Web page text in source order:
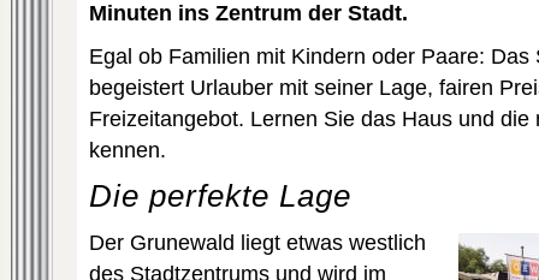
Minuten ins Zentrum der Stadt.
Egal ob Familien mit Kindern oder Paare: Das
begeistert Urlauber mit seiner Lage, fairen
Freizeitangebot. Lernen Sie das Haus und
kennen.
Die perfekte Lage
Der Grunewald liegt etwas westlich
des Stadtzentrums und wird im